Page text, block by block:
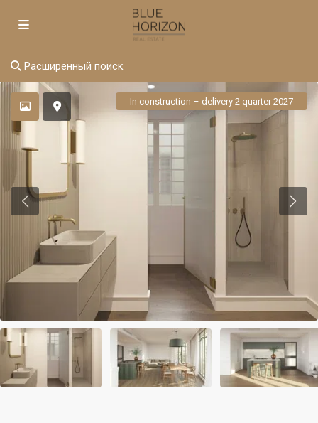
Расширенный поиск
In construction – delivery 2 quarter 2027